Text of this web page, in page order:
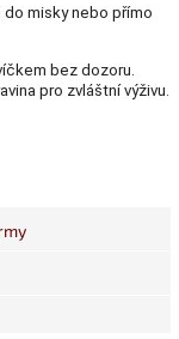
misky nebo přímo
bez dozoru.
pro zvláštní výživu.